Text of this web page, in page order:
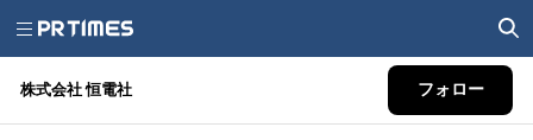
株式会社 恒電社 フォロー